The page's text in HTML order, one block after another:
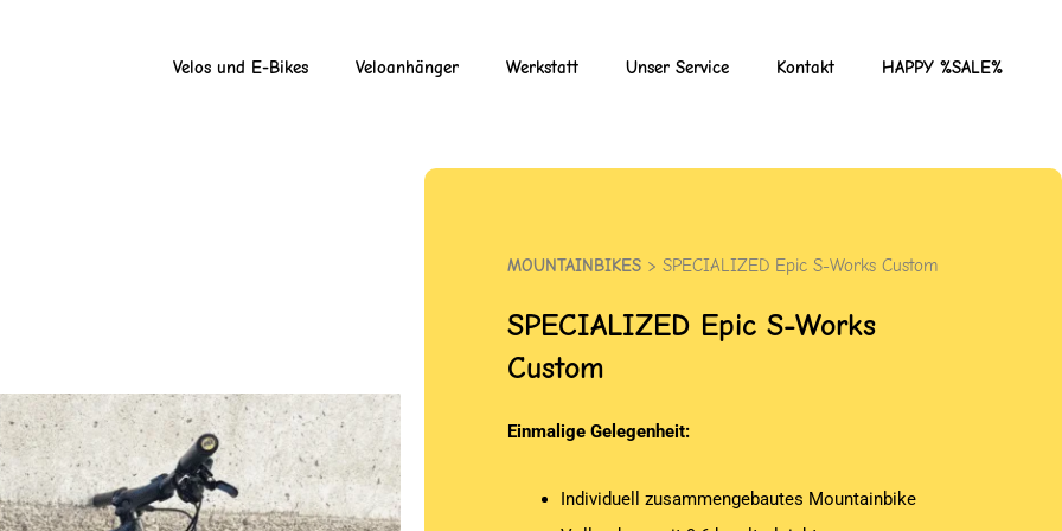
Velos und E-Bikes Veloanhänger Werkstatt Unser Service Kontakt HAPPY %SALE%
MOUNTAINBIKES > SPECIALIZED Epic S-Works Custom
SPECIALIZED Epic S-Works
Custom
Einmalige Gelegenheit:
Individuell zusammengebautes Mountainbike